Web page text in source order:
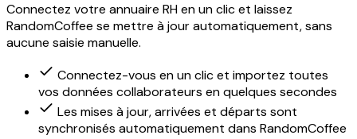
Connectez votre annuaire RH en un clic et laissez
RandomCoffee se mettre à jour automatiquement, sans
aucune saisie manuelle.
Connectez-vous en un clic et importez toutes
vos données collaborateurs en quelques secondes
Les mises à jour, arrivées et départs sont
synchronisés automatiquement dans RandomCoffee